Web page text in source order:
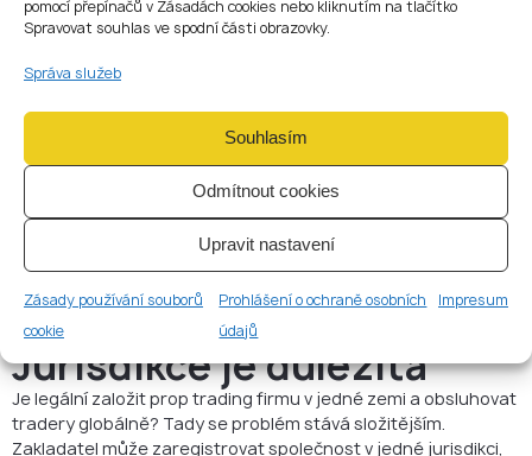
pomocí přepínačů v Zásadách cookies nebo kliknutím na tlačítko
Spravovat souhlas ve spodní části obrazovky.
Správa služeb
Souhlasím
Odmítnout cookies
Upravit nastavení
Zásady používání souborů
cookie
Prohlášení o ochraně osobních
údajů
Impresum
dávat osobní investiční doporučení;
prezentovat se jako regulovaná investiční firma, pokud
umožňovat uživatelům věřit, že obchodují se skutečnými
prostředky, pokud tomu tak není.
Namísto toho by mělo být podnikání pozicováno jako služba
evaluace, vzdělávání, analytiky nebo simulovaného
obchodování. Web, smlouvy, platební tok, uživatelský
dashboard, support scripts a reklama by měly tomuto
Konzistence je důležitá. Čistý disclaimer v patičce příliš
slibují něco jiného.
Jurisdikce je důležitá
Je legální založit prop trading firmu v jedné zemi a obsluhovat
tradery globálně? Tady se problém stává složitějším.
Zakladatel může zaregistrovat společnost v jedné jurisdikci,